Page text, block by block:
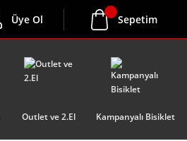
Üye Ol Sepetim
Outlet ve 2.El Kampanyalı Bisiklet